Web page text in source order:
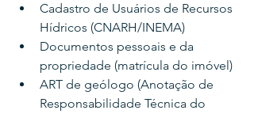
Cadastro de Usuários de Recursos
Hídricos (CNARH/INEMA)
Documentos pessoais e da
propriedade (matrícula do imóvel)
ART de geólogo (Anotação de
Responsabilidade Técnica do